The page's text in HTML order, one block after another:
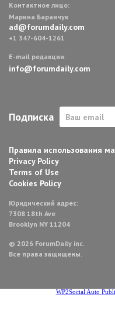
ЗДОРОВЬЕ И КРАСОТА
ДОМ И ЕДА
Контактное лицо:
Марина Баранчук
ad@forumdaily.com
+1 347-604-1261
E-mail редакции:
info@forumdaily.com
Подписка
Правила использования
Privacy Policy
Terms of Use
Cookies Policy
Юридический адрес:
7308 18th Ave
Brooklyn NY 11204
© 2026 ForumDaily inc.
Все права защищены.
WP2Social Auto